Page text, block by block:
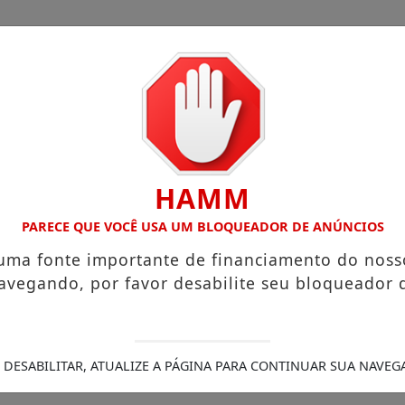
consolida 130 anos de história com foco em alta
eleições de 2026
A força do pensamento livre em
Ricardo Nunes e Tarcísio celebram avanço da
se política pública permanente
Fábrica de Itatiba
m2 conta com exposição de aviões, centro de
HAMM
PARECE QUE VOCÊ USA UM BLOQUEADOR DE ANÚNCIOS
fonte importante de financiamento do
por favor desabilite seu bloqueador
DESABILITAR, ATUALIZE A PÁGINA PARA CONTINUAR SUA